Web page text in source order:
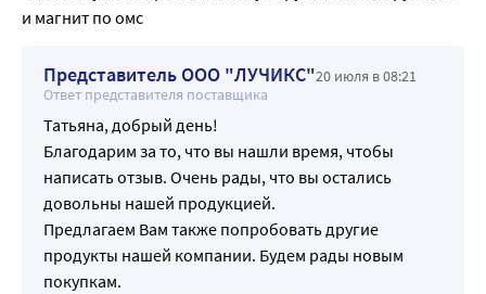
и магнит по омс
Представитель ООО "ЛУЧИКС"20 июля в 08:21
Ответ представителя поставщика
Татьяна, добрый день!
Благодарим за то, что вы нашли время, чтобы
написать отзыв. Очень рады, что вы остались
довольны нашей продукцией.
Предлагаем Вам также попробовать другие
продукты нашей компании. Будем рады новым
покупкам.